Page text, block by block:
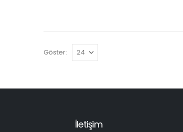
Göster:
İletişim